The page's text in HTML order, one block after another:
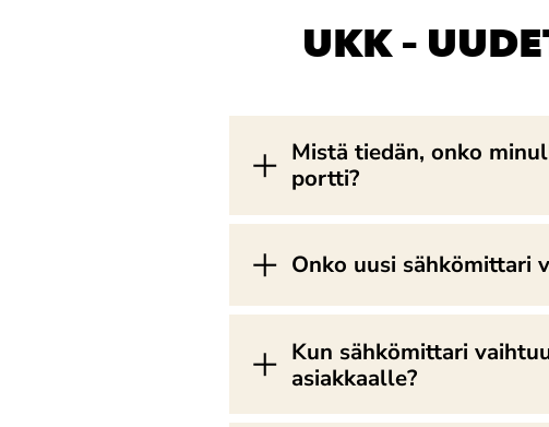
UKK –
Mistä tiedän, onko
portti?
Onko uusi sähkömittari
Kun sähkömittari
asiakkaalle?